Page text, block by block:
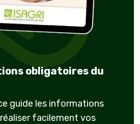
obligatoires du
guide les informations
facilement vos